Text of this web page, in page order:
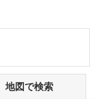
地図で検索